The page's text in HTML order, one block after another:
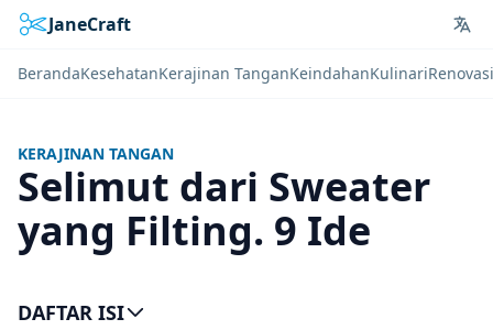
JaneCraft
BerandaKesehatanKerajinan TanganKeindahanKulinariRenovasi
KERAJINAN TANGAN
Selimut dari Sweater
yang Filting. 9 Ide
DAFTAR ISI